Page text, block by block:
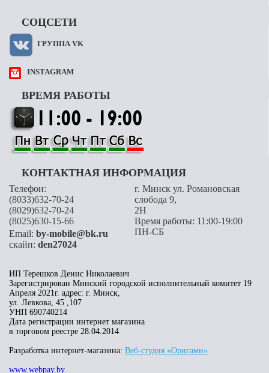
СОЦСЕТИ
ГРУППА VK
INSTAGRAM
ВРЕМЯ РАБОТЫ
КОНТАКТНАЯ ИНФОРМАЦИЯ
Телефон:
(8033)632-70-24
(8029)632-70-24
(8025)630-15-66
Email: by-mobile@bk.ru
скайп: den27024
г. Минск ул. Романовская
слобода 9,
2H
Время работы: 11:00-19:00
ПН-СБ
ИП Терешков Денис Николаевич
Зарегистрирован Минский городской исполнительный комитет 19
Апреля 2021г. адрес: г. Минск,
ул. Левкова, 45 ,107
УНП 690740214
Дата регистрации интернет магазина
в торговом реестре 28.04.2014
Разработка интернет-магазина: Веб-студия «Оригами»
www.webpay.by